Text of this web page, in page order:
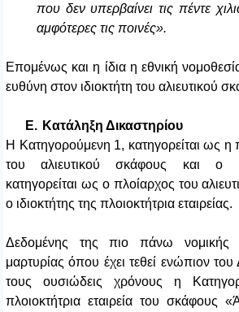
που δεν υπερβαίνει τις πέντε
αμφότερες τις ποινές».
Επομένως και η ίδια η εθνική νομοθεσία
ευθύνη στον ιδιοκτήτη του αλιευτικού
Ε. Κατάληξη Δικαστηρίου
Η Κατηγορούμενη 1, κατηγορείται ως η
του αλιευτικού σκάφους και ο
κατηγορείται ως ο πλοίαρχος του
ο ιδιοκτήτης της πλοιοκτήτρια εταιρείας.
Δεδομένης της πιο πάνω νομικής
μαρτυρίας όπου έχει τεθεί ενώπιον του
τους ουσιώδεις χρόνους η
πλοιοκτήτρια εταιρεία του σκάφους